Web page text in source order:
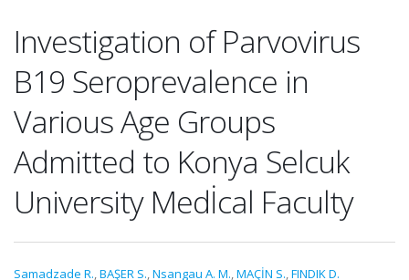
Investigation of Parvovirus
B19 Seroprevalence in
Various Age Groups
Admitted to Konya Selcuk
University Medİcal Faculty
Samadzade R.,BAŞER S.,Nsangau A. M.,MAÇİN S.,FINDIK D.